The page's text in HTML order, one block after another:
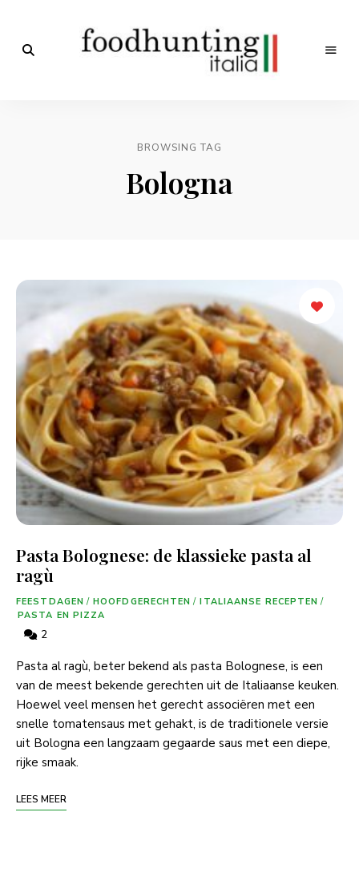
Italia
Italiaanse
BROWSING TAG
Bologna
Pasta Bolognese: de klassieke pasta al
ragù
FEESTDAGEN / HOOFDGERECHTEN / ITALIAANSE RECEPTEN /
PASTA EN PIZZA
2
Pasta al ragù, beter bekend als pasta Bolognese, is een
van de meest bekende gerechten uit de Italiaanse keuken.
Hoewel veel mensen het gerecht associëren met een
snelle tomatensaus met gehakt, is de traditionele versie
uit Bologna een langzaam gegaarde saus met een diepe,
rijke smaak.
LEES MEER